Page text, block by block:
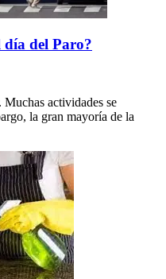
día del Paro?
actividades se
la gran mayoría de la